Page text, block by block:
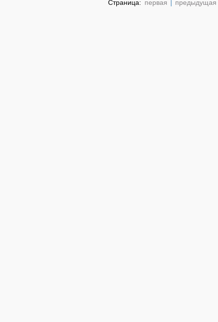
Страница: первая | предыдущая